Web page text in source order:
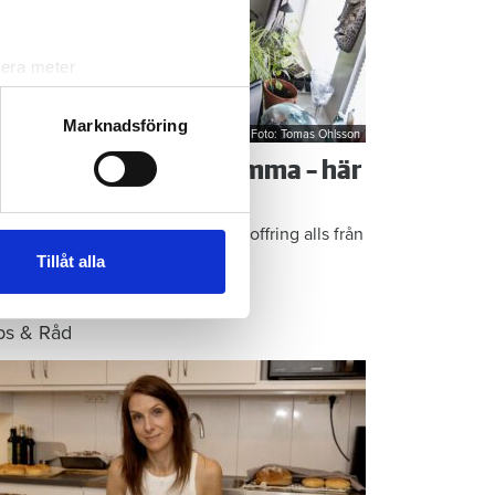
meter
. Du kan ändra
information från din enhet
kombinera informationen
Marknadsföring
Tillåt alla
Foto: Tomas Ohlsson
sparar du vatten hemma – här
är enkla: ”Det är ingen uppoffring alls från
sida”, säger Kristin Rydberg.
& Råd